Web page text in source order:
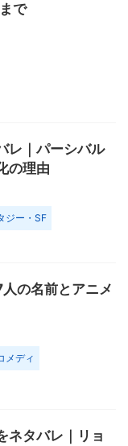
で
レ｜パーシバル
の理由
ジー・SF
の名前とアニメ
メディ
ネタバレ｜リョ